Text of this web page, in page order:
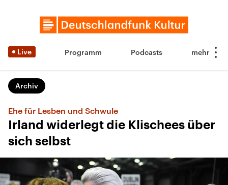
Live Programm Podcasts
Archiv
Ehe für Lesben und Schwule
Irland widerlegt die Klischees über
sich selbst